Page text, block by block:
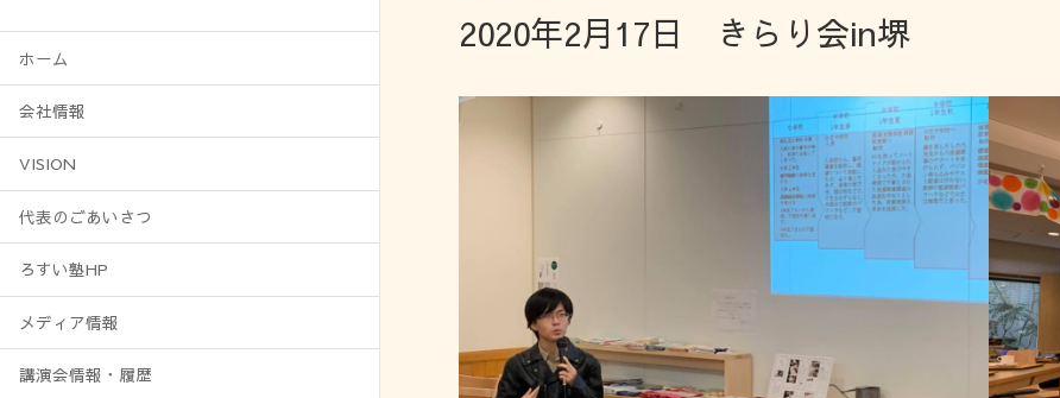
ホーム
会社情報
VISION
代表のごあいさつ
ろすい塾HP
メディア情報
講演会情報・履歴
2020年2月17日 きらり会in堺